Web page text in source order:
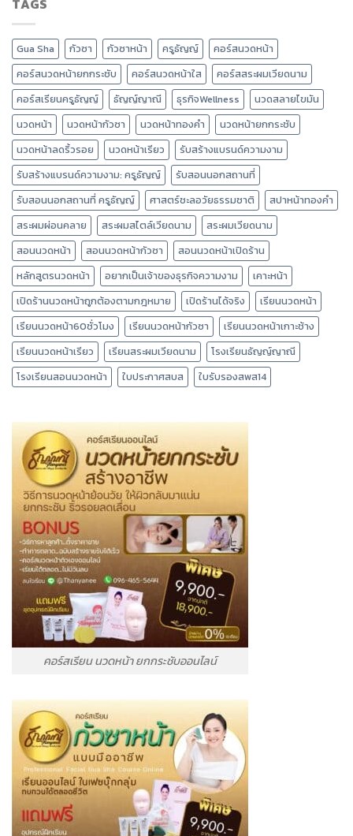
TAGS
Gua Sha กัวซา กัวซาหน้า ครูธัญญ์
คอร์สนวดหน้า
คอร์สนวดหน้ายกกระชับ
คอร์สนวดหน้าใส
คอร์สสระผมเวียดนาม
คอร์สเรียนครูธัญญ์
ธัญญ์ญาณี ธุรกิจWellness
นวดสลายไขมัน
นวดหน้า
นวดหน้ากัวซา นวดหน้าทองคำ
นวดหน้ายกกระชับ
นวดหน้าลดริ้วรอย
นวดหน้าเรียว
รับสร้างแบรนด์ความงาม
รับสร้างแบรนด์ความงาม: ครูธัญญ์
รับสอนนอกสถานที่
รับสอนนอกสถานที่ ครูธัญญ์
ศาสตร์ชะลอวัยธรรมชาติ
สปาหน้าทองคำ
สระผมผ่อนคลาย
สระผมสไตล์เวียดนาม
สระผมเวียดนาม
สอนนวดหน้า
สอนนวดหน้ากัวซา
สอนนวดหน้าเปิดร้าน
หลักสูตรนวดหน้า
อยากเป็นเจ้าของธุรกิจความงาม
เคาะหน้า
เปิดร้านนวดหน้าถูกต้องตามกฎหมาย
เปิดร้านได้จริง
เรียนนวดหน้า
เรียนนวดหน้า60ชั่วโมง
เรียนนวดหน้ากัวซา
เรียนนวดหน้าเกาะช้าง
เรียนนวดหน้าเรียว
เรียนสระผมเวียดนาม
โรงเรียนธัญญ์ญาณี
โรงเรียนสอนนวดหน้า
ใบประกาศสบส ใบรับรองสพส14
คอร์สเรียน นวดหน้า ยกกระชับออนไลน์